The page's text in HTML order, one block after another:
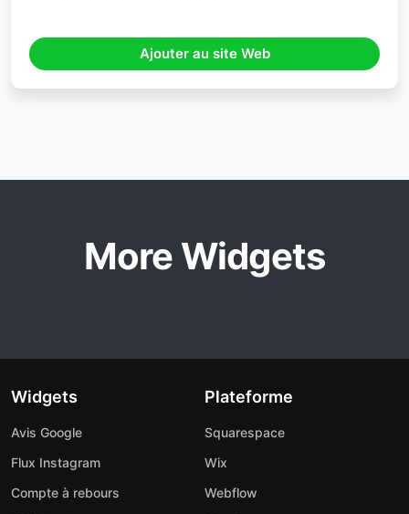
Ajouter au site Web
More Widgets
Widgets
Avis Google
Flux Instagram
Compte à rebours
Plateforme
Squarespace
Wix
Webflow